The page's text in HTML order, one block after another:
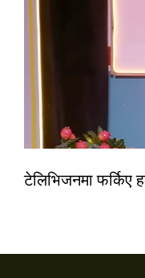
टेलिभिजनमा फर्किए